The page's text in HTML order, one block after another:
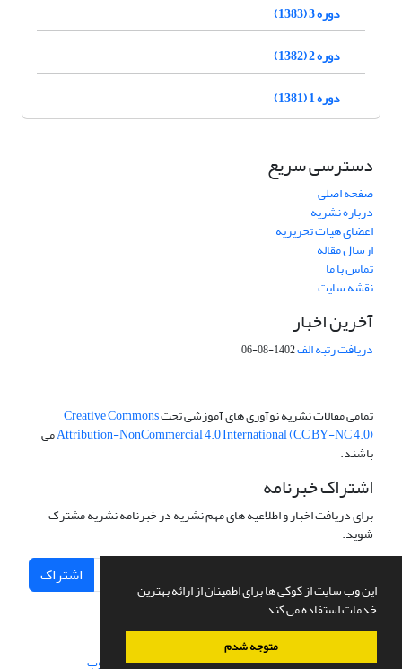
این وب سایت از کوکی ها برای اطمینان از ارائه بهترین
خدمات استفاده می کند.
متوجه شدم
دوره 3 (1383)
دوره 2 (1382)
دوره 1 (1381)
دسترسی سریع
صفحه اصلی
درباره نشریه
اعضای هیات تحریریه
ارسال مقاله
تماس با ما
نقشه سایت
آخرین اخبار
دریافت رتبه الف1402-08-06
تمامی مقالات نشریه نوآوری های آموزشی تحتCreative Commons
Attribution-NonCommercial 4.0 International (CC BY-NC 4.0)می
باشند.
اشتراک خبرنامه
برای دریافت اخبار و اطلاعیه های مهم نشریه در خبرنامه نشریه مشترک
شوید.
اشتراک
سامانه مدیریت نشریات علمی.طراحی و پیاده سازی از سیناوب